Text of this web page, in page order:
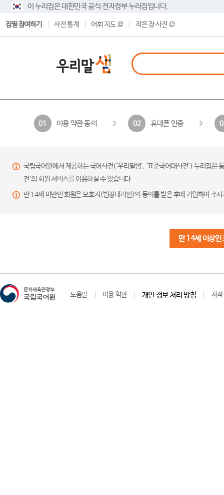
이 누리집은 대한민국 공식 전자정부 누리집입니다.
집필 참여하기 사전 통계 어휘 지도 작은 창 사전
01 이용 약관 동의 02 휴대폰 인증
국립국어원에서 제공하는 국어사전(‘우리말샘’, ‘표준국어대사전’) 누리집
전’의 회원 서비스를 이용하실 수 있습니다.
만 14세 미만인 회원은 보호자(법정대리인)의 동의를 받은 후에 가입하여 주
만 14세 이상인
도움말 이용 약관 개인 정보 처리 방침 저